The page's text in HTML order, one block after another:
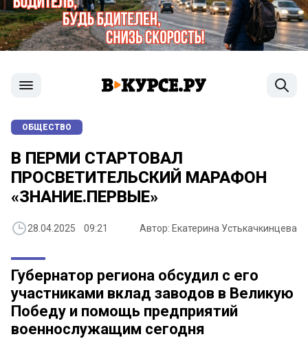
ОБЩЕСТВО
В ПЕРМИ СТАРТОВАЛ
ПРОСВЕТИТЕЛЬСКИЙ МАРАФОН
«‎ЗНАНИЕ.ПЕРВЫЕ»
28.04.2025 09:21 Автор: Екатерина Устькачкинцева
Губернатор региона обсудил с его
участниками вклад заводов в Великую
Победу и помощь предприятий
военнослужащим сегодня